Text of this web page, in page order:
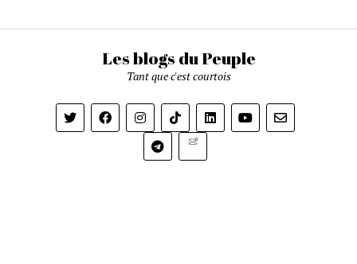
Les blogs du Peuple
Tant que c'est courtois